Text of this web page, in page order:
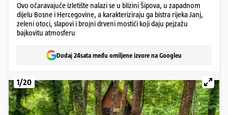
Ovo očaravajuće izletište nalazi se u blizini Šipova, u zapadnom
dijelu Bosne i Hercegovine, a karakteriziraju ga bistra rijeka Janj,
zeleni otoci, slapovi i brojni drveni mostići koji daju pejzažu
bajkovitu atmosferu
Dodaj 24sata među omiljene izvore na Googleu
1/20